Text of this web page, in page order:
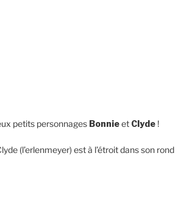
petits personnages Bonnieet Clyde!
(l’erlenmeyer) est à l’étroit dans son rond